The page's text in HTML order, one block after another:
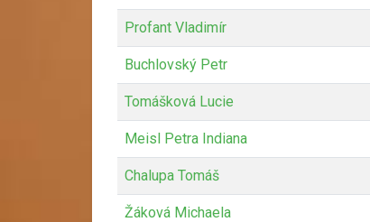
Profant Vladimír
Buchlovský Petr
Tomášková Lucie
Meisl Petra Indiana
Chalupa Tomáš
Žáková Michaela